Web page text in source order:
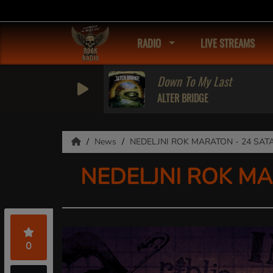
RADIO LIVE STREAMS
Down To My Last
ALTER BRIDGE
News NEDELJNI ROK MARATON - 24
NEDELJNI ROK
0